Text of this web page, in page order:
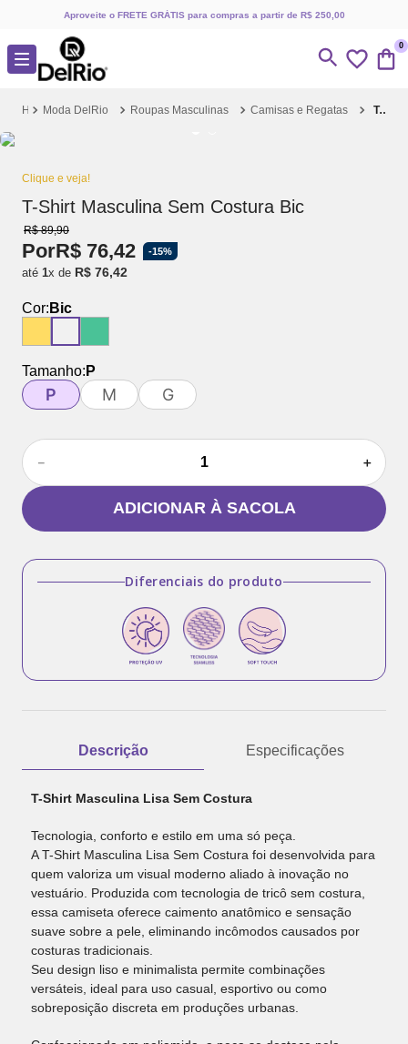
Aproveite o FRETE GRÁTIS para compras a partir de R$ 250,00
0
Moda DelRio Roupas Masculinas Camisas e Regatas T-Shirt Masculina Sem Costura Bic
Clique e veja!
T-Shirt Masculina Sem Costura Bic
R$ 89,90
PorR$ 76,42 -15%
até 1x de R$ 76,42
Cor: Bic
Tamanho: P
P M G
＋
－
ADICIONAR À SACOLA
Diferenciais do produto
Descrição Especificações
T-Shirt Masculina Lisa Sem Costura
Tecnologia, conforto e estilo em uma só peça.
A T-Shirt Masculina Lisa Sem Costura foi desenvolvida para
quem valoriza um visual moderno aliado à inovação no
vestuário. Produzida com tecnologia de tricô sem costura,
essa camiseta oferece caimento anatômico e sensação
suave sobre a pele, eliminando incômodos causados por
costuras tradicionais.
Seu design liso e minimalista permite combinações
versáteis, ideal para uso casual, esportivo ou como
sobreposição discreta em produções urbanas.